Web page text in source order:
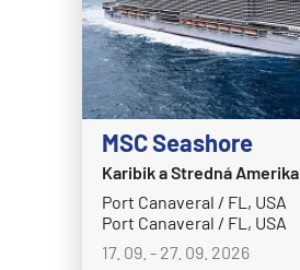
MS Nieuw Amsterdam
MS Nieuw Statendam
MS Noordam
MS Oosterdam
MS Rotterdam
MS Volendam
MS Westerdam
MSC Seashore
Karibik a Stredná Amerika
Port Canaveral / FL, USA
Port Canaveral / FL, USA
17. 09. - 27. 09. 2026